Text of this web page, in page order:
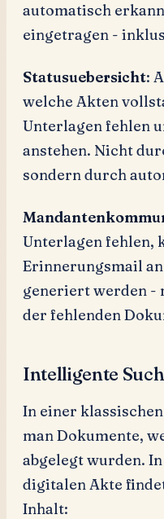
automatisch
eingetragen -
Statusuebersicht:
welche Akten
Unterlagen fehlen
anstehen. Nicht
sondern durch
Unterlagen fehlen,
Erinnerungsmail
generiert werden -
der fehlenden
Intelligente
In einer
man Dokumente,
abgelegt wurden.
digitalen Akte
Inhalt: